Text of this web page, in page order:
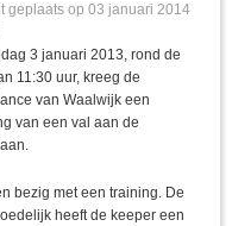
geplaats op 03 januari 2014
3 januari 2013, rond de
11:30 uur, kreeg de
van Waalwijk een
van een val aan de
bezig met een training. De
heeft de keeper een